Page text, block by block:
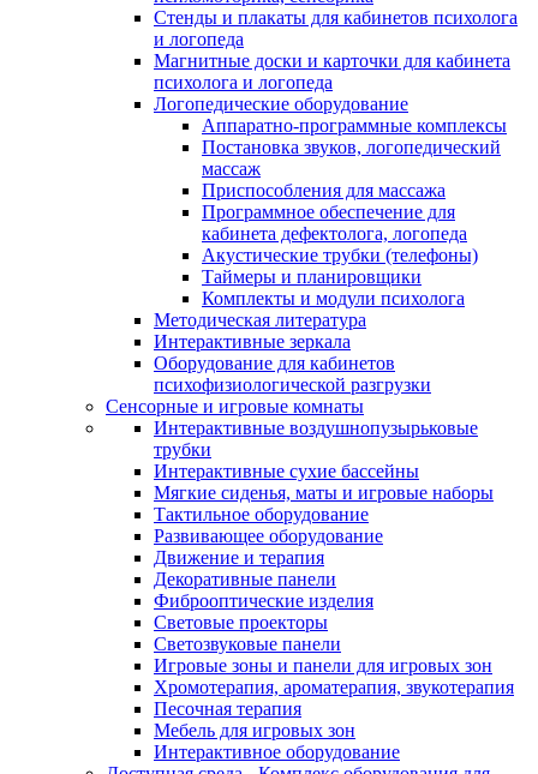
Стенды и плакаты для кабинетов психолога
и логопеда
Магнитные доски и карточки для кабинета
психолога и логопеда
Логопедические оборудование
Аппаратно-программные комплексы
Постановка звуков, логопедический
массаж
Приспособления для массажа
Программное обеспечение для
кабинета дефектолога, логопеда
Акустические трубки (телефоны)
Таймеры и планировщики
Комплекты и модули психолога
Методическая литература
Интерактивные зеркала
Оборудование для кабинетов
психофизиологической разгрузки
Сенсорные и игровые комнаты
Интерактивные воздушнопузырьковые
трубки
Интерактивные сухие бассейны
Мягкие сиденья, маты и игровые наборы
Тактильное оборудование
Развивающее оборудование
Движение и терапия
Декоративные панели
Фиброоптические изделия
Световые проекторы
Светозвуковые панели
Игровые зоны и панели для игровых зон
Хромотерапия, ароматерапия, звукотерапия
Песочная терапия
Мебель для игровых зон
Интерактивное оборудование